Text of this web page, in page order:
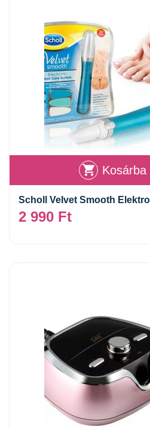
Kosárba
Scholl Velvet Smooth
2 990 Ft